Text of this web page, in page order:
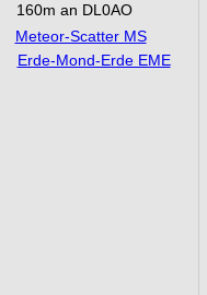
160m an DL0AO
Meteor-Scatter MS
Erde-Mond-Erde EME